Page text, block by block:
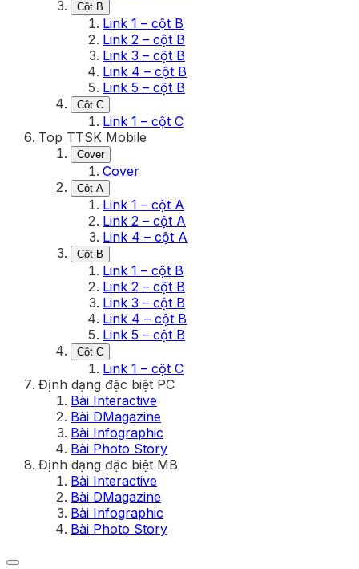
Cột B
Link 1 – cột B
Link 2 – cột B
Link 3 – cột B
Link 4 – cột B
Link 5 – cột B
Cột C
Link 1 – cột C
Top TTSK Mobile
Cover
Cover
Cột A
Link 1 – cột A
Link 2 – cột A
Link 4 – cột A
Cột B
Link 1 – cột B
Link 2 – cột B
Link 3 – cột B
Link 4 – cột B
Link 5 – cột B
Cột C
Link 1 – cột C
Định dạng đặc biệt PC
Bài Interactive
Bài DMagazine
Bài Infographic
Bài Photo Story
Định dạng đặc biệt MB
Bài Interactive
Bài DMagazine
Bài Infographic
Bài Photo Story